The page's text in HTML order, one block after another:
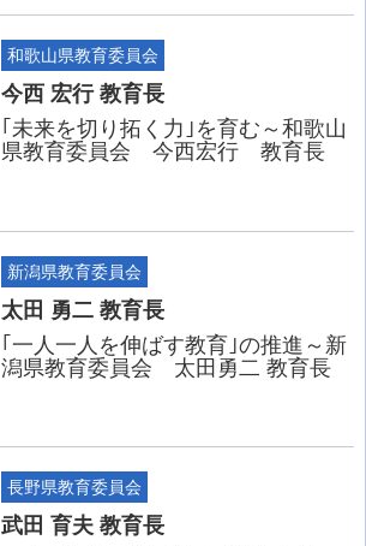
和歌山県教育委員会
今西 宏行 教育長
｢未来を切り拓く力｣を育む～和歌山
県教育委員会 今西宏行 教育長
新潟県教育委員会
太田 勇二 教育長
｢一人一人を伸ばす教育｣の推進～新
潟県教育委員会 太田勇二 教育長
長野県教育委員会
武田 育夫 教育長